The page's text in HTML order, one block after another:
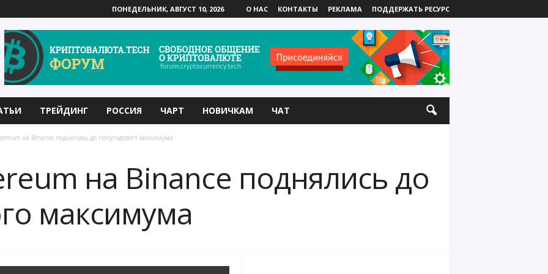
ПОНЕДЕЛЬНИК, АВГУСТ 10, 2026 О НАС КОНТАКТЫ РЕКЛАМА ПОДДЕРЖАТЬ РЕСУРС
ТРЕЙДИНГ РОССИЯ ЧАРТ НОВИЧКАМ ЧАТ
на Binance поднялись до полугодового максимума
на Binance поднялись до
максимума